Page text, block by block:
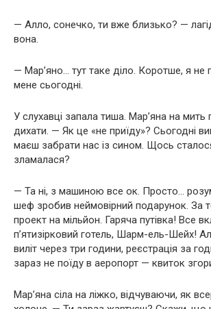
— Алло, сонечко, ти вже близько? —
вона.
— Мар’яно… тут таке діло. Коротше, я не
мене сьогодні.
У слухавці запала тиша. Мар’яна на мить
дихати. — Як це «не приїду»? Сьогодні
маєш забрати нас із сином. Щось
зламалася?
— Та ні, з машиною все ок. Просто…
шеф зробив неймовірний подарунок. За
проект на мільйон. Гаряча путівка! Все
п’ятизірковий готель, Шарм-ель-Шейх!
виліт через три години, реєстрація за
зараз не поїду в аеропорт — квиток
Мар’яна сіла на ліжко, відчуваючи, як